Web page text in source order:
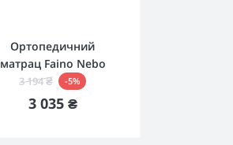
Ортопедичний
матрац Faino Nebo
3 194 ₴ -5%
3 035 ₴
Купити